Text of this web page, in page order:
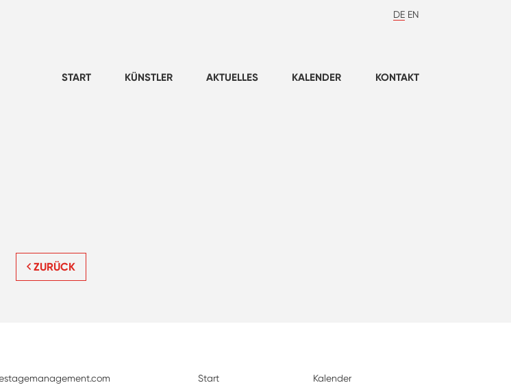
DE EN
START KÜNSTLER AKTUELLES KALENDER KONTAKT
ZURÜCK
Start
Kalender